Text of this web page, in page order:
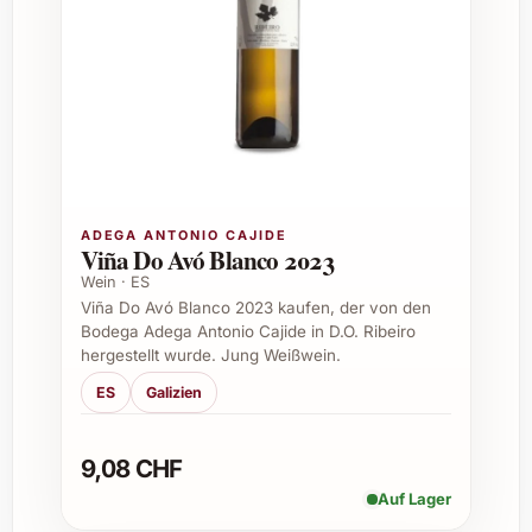
ca. 13 % Vol.
Geschmacksprofil:Fruchtig, frisch, mit
Empfohlene Trinktemperatur:
Der Antoine Sunier Régnié 2023 eignet sich
hervorragend als Geschenk zu verschiedenen
Gelegenheiten. Ob als stilvolle
Aufmerksamkeit bei Einladungen, ein
besonderes Präsent zu Geburtstagen oder als
Mitbringsel für Gastgeber – dieser Wein
hinterlässt garantiert einen bleibenden
Feierliche Abendessen
ADEGA ANTONIO CAJIDE
Viña Do Avó Blanco 2023
Wein · ES
Viña Do Avó Blanco 2023 kaufen, der von den
Bodega Adega Antonio Cajide in D.O. Ribeiro
hergestellt wurde. Jung Weißwein.
ES Galizien
9,08 CHF
Auf Lager